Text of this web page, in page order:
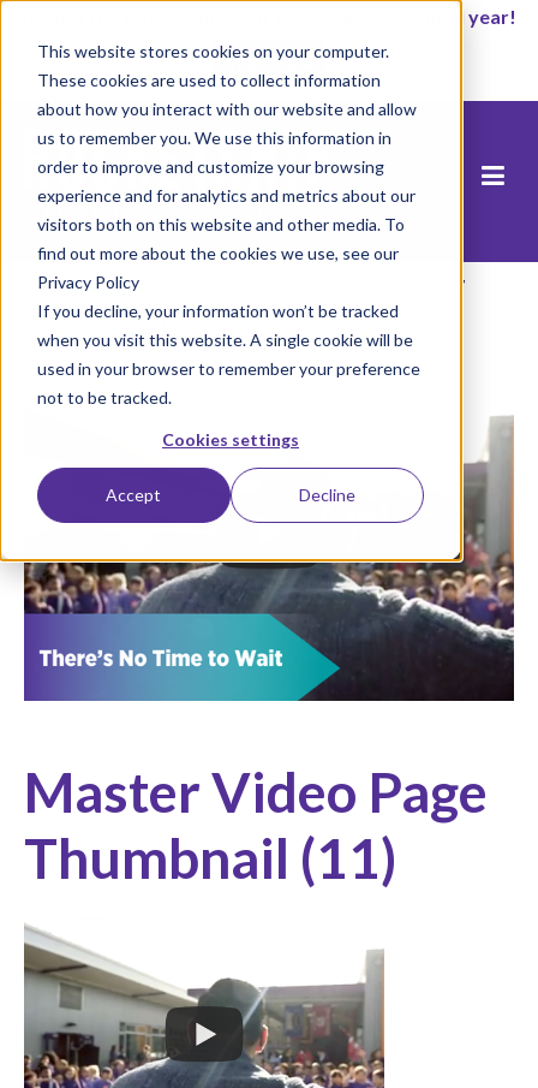
This website stores cookies on your computer.
These cookies are used to collect information
about how you interact with our website and allow
us to remember you. We use this information in
order to improve and customize your browsing
experience and for analytics and metrics about our
visitors both on this website and other media. To
find out more about the cookies we use, see our
Privacy Policy
If you decline, your information won’t be tracked
when you visit this website. A single cookie will be
used in your browser to remember your preference
not to be tracked.
Cookies settings
Accept Decline
It’s not too late to enroll for the 2026-2027 school year!
Start Now
Trang chủ/
/
Master Video Page Thumbnail (11)
Master Video Page
Thumbnail (11)